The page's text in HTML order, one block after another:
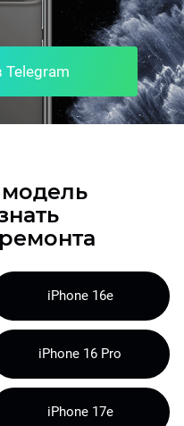
Telegram
iPhone 16e
iPhone 16 Pro
iPhone 17e